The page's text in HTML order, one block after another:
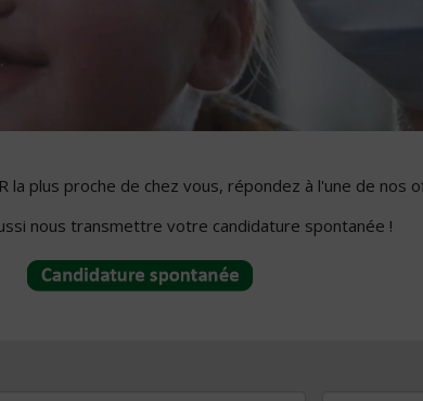
la plus proche de chez vous, répondez à l'une de nos
nous transmettre votre candidature spontanée !